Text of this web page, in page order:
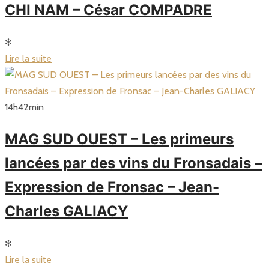
CHI NAM – César COMPADRE
✻
Lire la suite
14h42min
MAG SUD OUEST – Les primeurs
lancées par des vins du Fronsadais –
Expression de Fronsac – Jean-
Charles GALIACY
✻
Lire la suite